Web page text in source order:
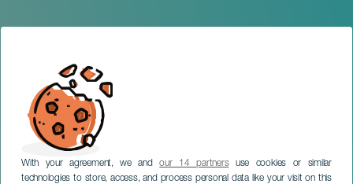
With your agreement, we andour 14 partnersuse cookies or similar
technologies to store, access, and process personal data like your visit on this